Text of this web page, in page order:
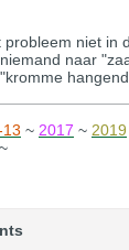
niet in
naar
~ 2017 ~ 2019
~